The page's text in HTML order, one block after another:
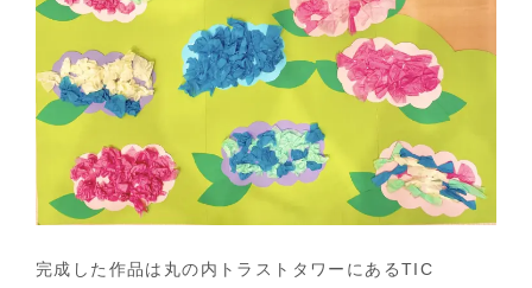
完成した作品は丸の内トラストタワーにあるTIC